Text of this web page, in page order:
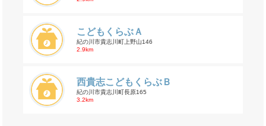
こどもくらぶＡ
紀の川市貴志川町上野山146
2.9km
西貴志こどもくらぶＢ
紀の川市貴志川町長原165
3.2km